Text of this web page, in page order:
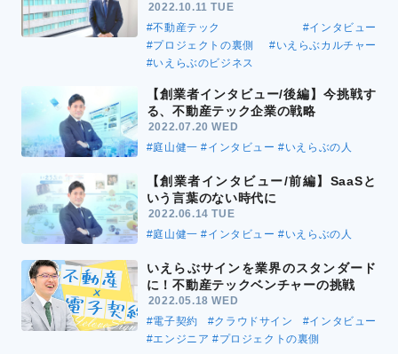
2022.10.11 TUE
#不動産テック
#インタビュー
#プロジェクトの裏側
#いえらぶカルチャー
#いえらぶのビジネス
【創業者インタビュー/後編】今挑戦す
る、不動産テック企業の戦略
2022.07.20 WED
#庭山健一 #インタビュー #いえらぶの人
【創業者インタビュー/前編】SaaSと
いう言葉のない時代に
2022.06.14 TUE
#庭山健一 #インタビュー #いえらぶの人
いえらぶサインを業界のスタンダード
に！不動産テックベンチャーの挑戦
2022.05.18 WED
#電子契約
#クラウドサイン
#インタビュー
#エンジニア #プロジェクトの裏側